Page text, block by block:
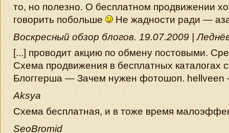
то, но полезно. О бесплатном продвижении
говорить побольше
Не жадности ради —
Воскресный обзор блогов. 19.07.2009 |
[...] проводит акцию по обмену постовыми.
Схема продвижения в бесплатных каталогах
Блоггерша — Зачем нужен фотошоп. hellveen
Aksya
Схема бесплатная, и в тоже время
SeoBromid